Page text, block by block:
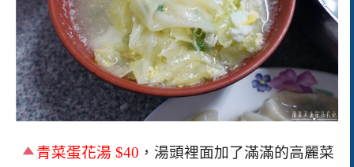
青菜蛋花湯 $40 ，湯頭裡面加了滿滿的高麗菜